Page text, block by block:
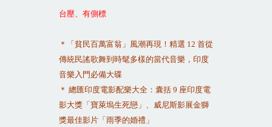
台壓、有側標
＊「貧民百萬富翁」風潮再現！精選 12 首從
傳統民謠歌舞到時髦多樣的當代音樂，印度
音樂入門必備大碟
＊ 總匯印度電影配樂大全：囊括 9 座印度電
影大獎「寶萊塢生死戀」、威尼斯影展金獅
獎最佳影片「雨季的婚禮」